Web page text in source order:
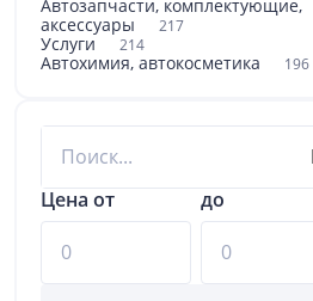
Автозапчасти, комплектующие,
аксессуары
217
Услуги 214
Автохимия, автокосметика 196
Цена от до